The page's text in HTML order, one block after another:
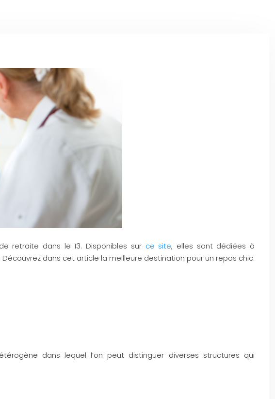
retraite dans le 13. Disponibles sur ce site, elles sont dédiées à
dans cet article la meilleure destination pour un repos chic.
dans lequel l’on peut distinguer diverses structures qui